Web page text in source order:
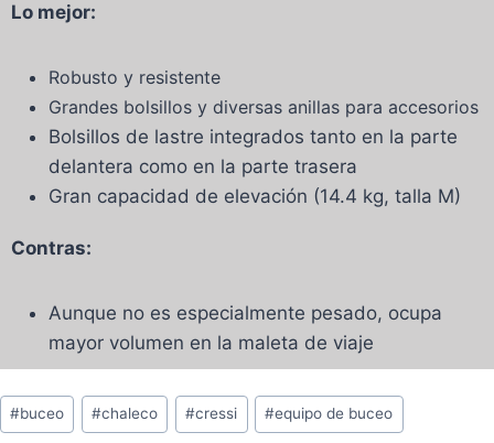
Lo mejor:
Robusto y resistente
Grandes bolsillos y diversas anillas para accesorios
Bolsillos de lastre integrados tanto en la parte
delantera como en la parte trasera
Gran capacidad de elevación (14.4 kg, talla M)
Contras:
Aunque no es especialmente pesado, ocupa
mayor volumen en la maleta de viaje
#buceo #chaleco #cressi #equipo de buceo